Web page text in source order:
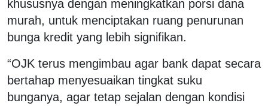
khususnya dengan meningkatkan porsi dana
murah, untuk menciptakan ruang penurunan
bunga kredit yang lebih signifikan.
“OJK terus mengimbau agar bank dapat secara
bertahap menyesuaikan tingkat suku
bunganya, agar tetap sejalan dengan kondisi